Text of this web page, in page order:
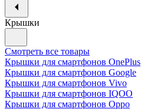
Крышки
Смотреть все товары
Крышки для смартфонов OnePlus
Крышки для смартфонов Google
Крышки для смартфонов Vivo
Крышки для смартфонов IQOO
Крышки для смартфонов Oppo